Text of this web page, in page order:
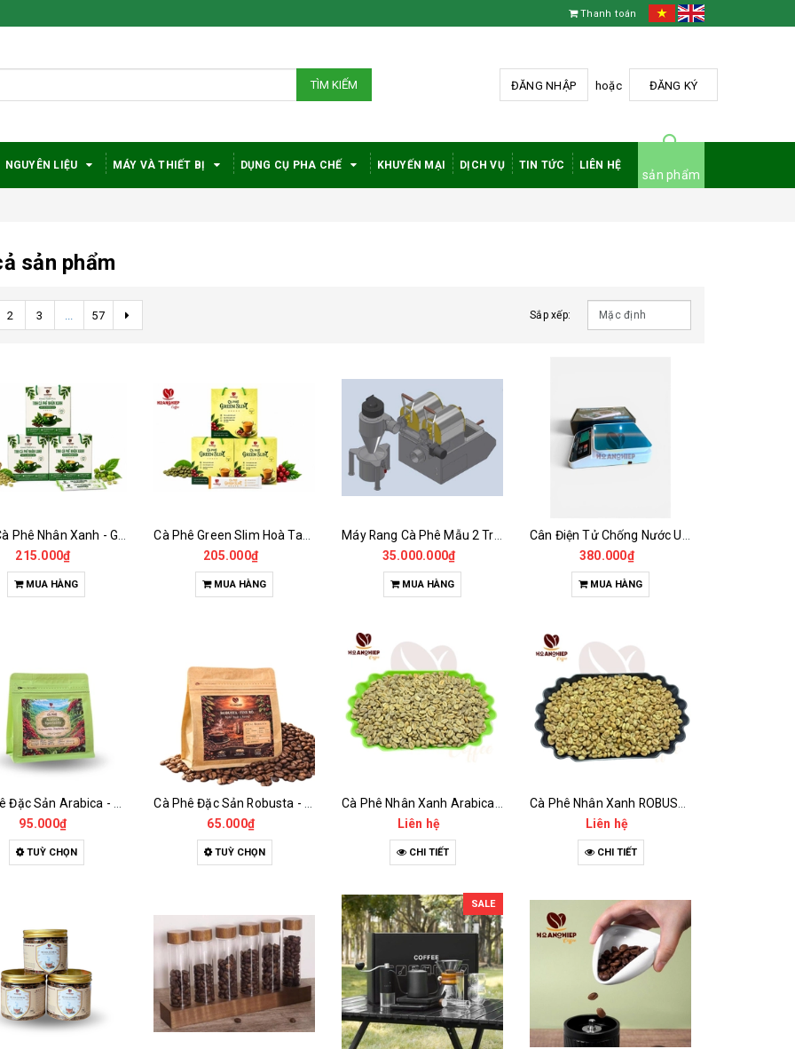
Thanh toán
TÌM KIẾM ĐĂNG NHẬP hoặc ĐĂNG KÝ
NGUYÊN LIỆU MÁY VÀ THIẾT BỊ DỤNG CỤ PHA CHẾ KHUYẾN MẠI DỊCH VỤ TIN TỨC LIÊN HỆ
sản phẩm
sản phẩm
2 3 ... 57 Sắp xếp:
215.000₫
MUA HÀNG
205.000₫
MUA HÀNG
35.000.000₫
MUA HÀNG
380.000₫
MUA HÀNG
95.000₫
TUỲ CHỌN
65.000₫
TUỲ CHỌN
Liên hệ
CHI TIẾT
Liên hệ
CHI TIẾT
SALE